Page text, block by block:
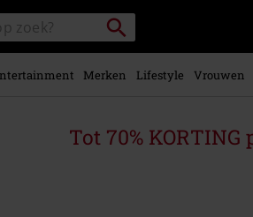
Packstation
zoeken
Merken Lifestyle Vrouwen
Tot 70% KORTING